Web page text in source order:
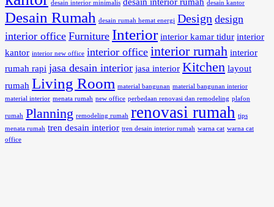
desain interior minimalis desain kantor
Desain Rumah desain rumah hemat energi Design design
interior office Furniture Interior interior kamar tidur interior
kantor interior new office interior office interior rumah interior
rumah rapi jasa desain interior jasa interior Kitchen layout
rumah Living Room material bangunan material bangunan interior
material interior menata rumah new office perbedaan renovasi dan remodeling plafon
rumah Planning remodeling rumah renovasi rumah tips
menata rumah tren desain interior tren desain interior rumah warna cat warna cat
office